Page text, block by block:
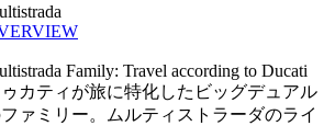
Family: Travel according to Ducati
ゥカティが旅に特化したビッグデュアル
ァミリー。ムルティストラーダのライ